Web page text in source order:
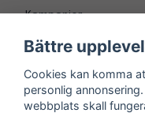
Kampanjer
Bättre
Cookies kan komma
personlig
webbplats skall